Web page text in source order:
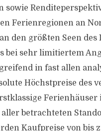
Ferienregionen an
den größten Seen
bei sehr limitiertem
in fast allen
Höchstpreise des
betrachteten
Kaufpreise von